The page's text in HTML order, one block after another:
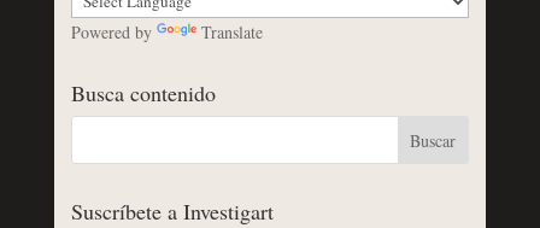
Powered by Translate
Busca contenido
Suscríbete a Investigart